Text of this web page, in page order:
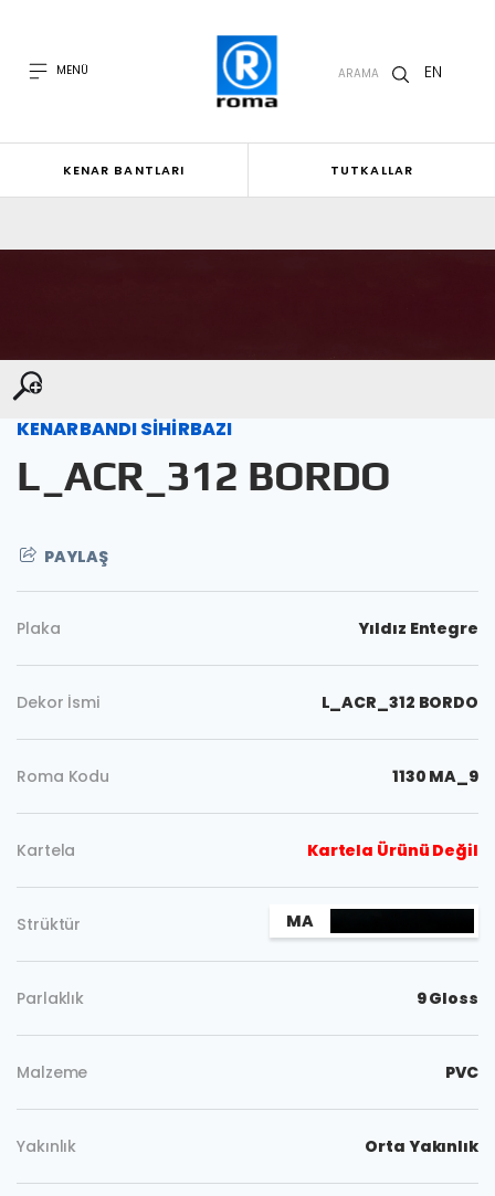
MENÜ ARAMA EN
KENAR BANTLARI TUTKALLAR
KENARBANDI SİHİRBAZI
L_ACR_312 BORDO
PAYLAŞ
Plaka Yıldız Entegre
Dekor İsmi L_ACR_312 BORDO
Roma Kodu 1130 MA_9
Kartela Kartela Ürünü Değil
Strüktür MA
Parlaklık 9 Gloss
Malzeme PVC
Yakınlık Orta Yakınlık
Kopyala